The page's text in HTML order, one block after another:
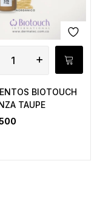
BIOTOUCH
TAUPE